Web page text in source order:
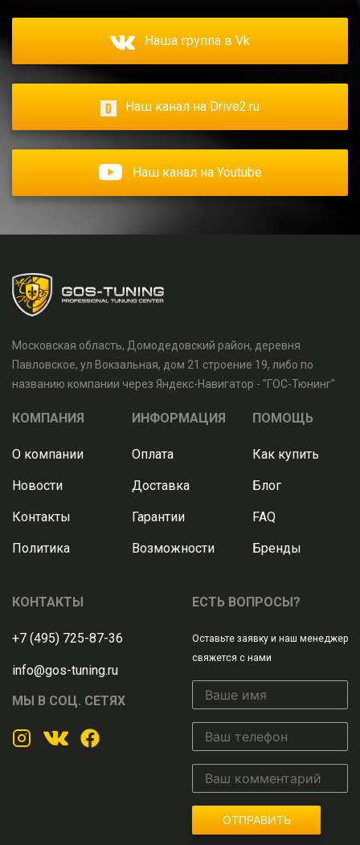
Наша группа в Vk
Наш канал на Drive2.ru
Наш канал на Youtube
Московская область, Домодедовский район, деревня
Павловское, ул Вокзальная, дом 21 строение 19, либо по
названию компании через Яндекс-Навигатор - "ГОС-Тюнинг"
КОМПАНИЯ
О компании
Новости
Контакты
Политика
ИНФОРМАЦИЯ
Оплата
Доставка
Гарантии
Возможности
ПОМОЩЬ
Как купить
Блог
FAQ
Бренды
КОНТАКТЫ
+7 (495) 725-87-36
info@gos-tuning.ru
МЫ В СОЦ. СЕТЯХ
ЕСТЬ ВОПРОСЫ?
Оставьте заявку и наш менеджер
свяжется с нами
ОТПРАВИТЬ